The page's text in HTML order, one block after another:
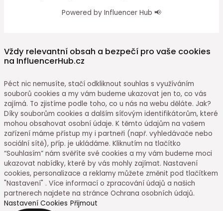
Powered by Influencer Hub 📢
Vždy relevantní obsah a bezpečí pro vaše cookies
na InfluencerHub.cz
Péct nic nemusíte, stačí odkliknout souhlas s využíváním
souborů cookies a my vám budeme ukazovat jen to, co vás
zajímá. To zjistíme podle toho, co u nás na webu děláte. Jak?
Díky souborům cookies a dalším síťovým identifikátorům, které
mohou obsahovat osobní údaje. K těmto údajům na vašem
zařízení máme přístup my i partneři (např. vyhledávače nebo
sociální sítě), příp. je ukládáme. Kliknutím na tlačítko
“Souhlasím” nám svěříte své cookies a my vám budeme moci
ukazovat nabídky, které by vás mohly zajímat. Nastavení
cookies, personalizace a reklamy můžete změnit pod tlačítkem
"Nastavení" . Více informací o zpracování údajů a našich
partnerech najdete na stránce Ochrana osobních údajů.
Nastavení Cookies Přijmout